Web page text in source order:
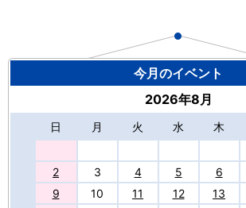
今月のイベント
2026年8月
日 月 火 水 木
2
3 4 5 6
9
10 11 12 13